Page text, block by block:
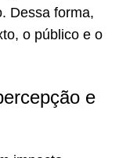
Dessa forma,
o público e o
e